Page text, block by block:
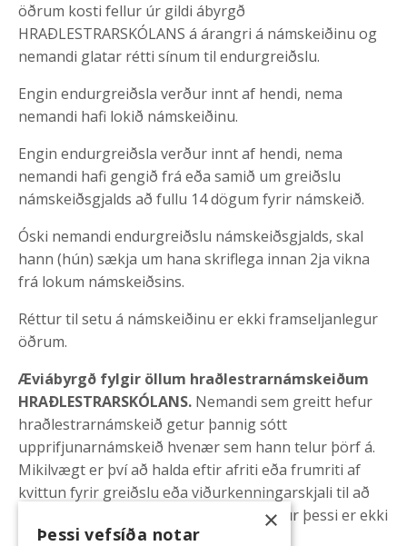
öðrum kosti fellur úr gildi ábyrgð
HRAÐLESTRARSKÓLANS á árangri á námskeiðinu og
nemandi glatar rétti sínum til endurgreiðslu.
Engin endurgreiðsla verður innt af hendi, nema
nemandi hafi lokið námskeiðinu.
Engin endurgreiðsla verður innt af hendi, nema
nemandi hafi gengið frá eða samið um greiðslu
námskeiðsgjalds að fullu 14 dögum fyrir námskeið.
Óski nemandi endurgreiðslu námskeiðsgjalds, skal
hann (hún) sækja um hana skriflega innan 2ja vikna
frá lokum námskeiðsins.
Réttur til setu á námskeiðinu er ekki framseljanlegur
öðrum.
Æviábyrgð fylgir öllum hraðlestrarnámskeiðum
HRAÐLESTRARSKÓLANS. Nemandi sem greitt hefur
hraðlestrarnámskeið getur þannig sótt
upprifjunarnámskeið hvenær sem hann telur þörf á.
Mikilvægt er því að halda eftir afriti eða frumriti af
kvittun fyrir greiðslu eða viðurkenningarskjali til að
eiga kost á upprifjunarnámskeiði. Réttur þessi er ekki
framseljanlegur öðrum.
×
Þessi vefsíða notar